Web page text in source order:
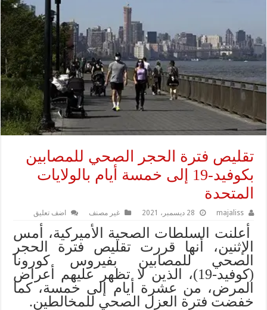
تقليص فترة الحجر الصحي للمصابين
بكوفيد-19 إلى خمسة أيام بالولايات
المتحدة
majaliss 28 ديسمبر، 2021 غير مصنف اضف تعليق
أعلنت السلطات الصحية الأميركية، أمس
الإثنين، أنها قررت تقليص فترة الحجر
الصحي للمصابين بفيروس كورونا
(كوفيد-19)، الذين لا تظهر عليهم أعراض
المرض، من عشرة أيام إلى خمسة، كما
خفضت فترة العزل الصحي للمخالطين.